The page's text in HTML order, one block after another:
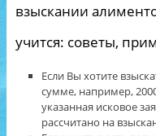
взыскании
учится: советы,
Если Вы хотите
сумме, например,
указанная исковое
рассчитано на